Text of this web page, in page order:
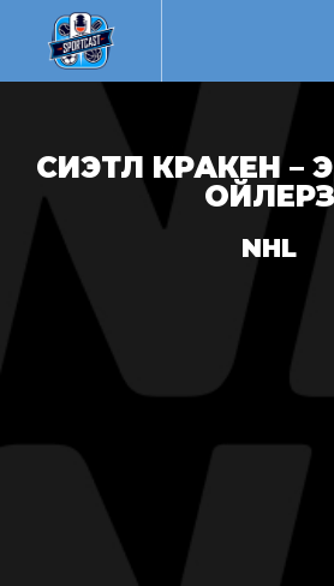
СИЭТЛ КРАКЕН –
ОЙЛЕРЗ
NHL